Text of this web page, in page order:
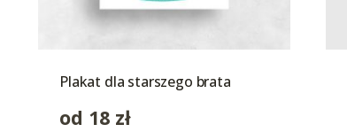
Plakat dla starszego brata
od 18 zł